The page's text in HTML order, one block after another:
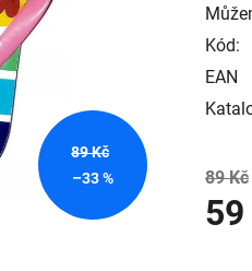
Kód:
EAN
89 Kč
59
89 Kč
–33 %